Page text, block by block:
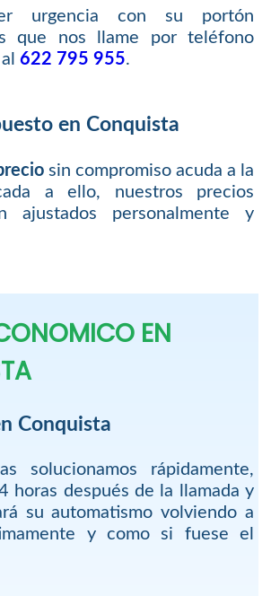
urgencia con su portón
que nos llame por teléfono
622 795 955.
en Conquista
sin compromiso acuda a la
a ello, nuestros precios
ajustados personalmente y
EN
Conquista
solucionamos rápidamente,
horas después de la llamada y
su automatismo volviendo a
y como si fuese el